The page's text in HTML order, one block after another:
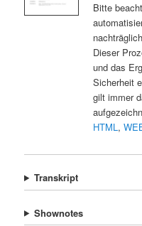
Bitte
Dieser
und das
Sicherheit
gilt immer
HTML,
Transkript
Shownotes